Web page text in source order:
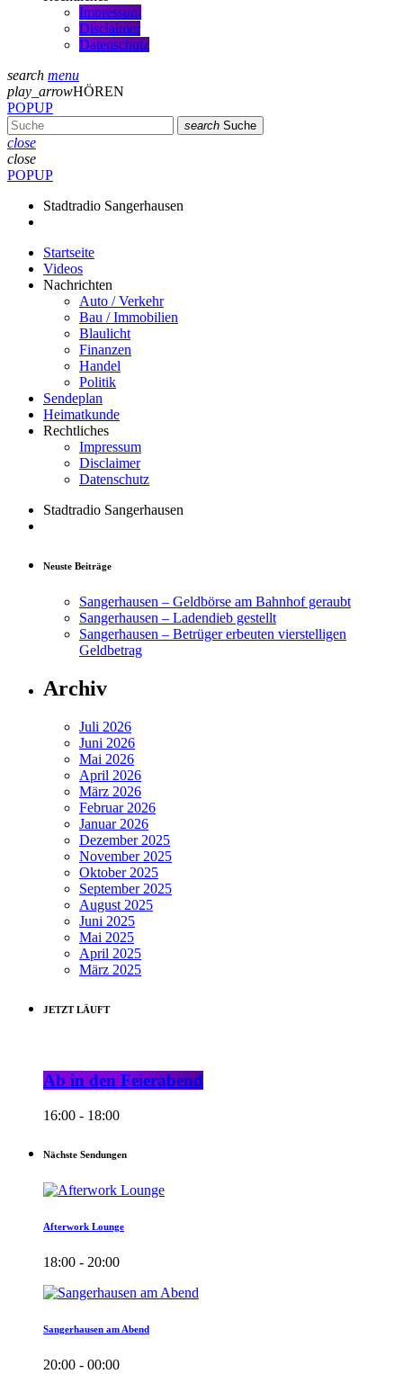
Impressum
Disclaimer
Datenschutz
search menu
play_arrowHÖREN
POPUP
search Suche
close
close
POPUP
Stadtradio Sangerhausen
Startseite
Videos
Nachrichten
Auto / Verkehr
Bau / Immobilien
Blaulicht
Finanzen
Handel
Politik
Sendeplan
Heimatkunde
Rechtliches
Impressum
Disclaimer
Datenschutz
Stadtradio Sangerhausen
Neuste Beiträge
Sangerhausen – Geldbörse am Bahnhof geraubt
Sangerhausen – Ladendieb gestellt
Sangerhausen – Betrüger erbeuten vierstelligen
Geldbetrag
Archiv
Juli 2026
Juni 2026
Mai 2026
April 2026
März 2026
Februar 2026
Januar 2026
Dezember 2025
November 2025
Oktober 2025
September 2025
August 2025
Juni 2025
Mai 2025
April 2025
März 2025
JETZT LÄUFT
Ab in den Feierabend
16:00 - 18:00
Nächste Sendungen
Afterwork Lounge
18:00 - 20:00
Sangerhausen am Abend
20:00 - 00:00